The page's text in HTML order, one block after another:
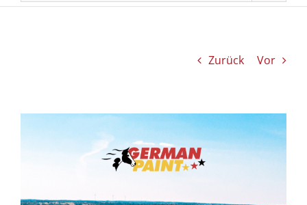
Zurück Vor